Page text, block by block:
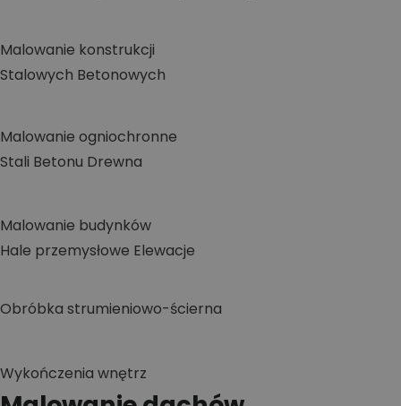
Malowanie konstrukcji
Stalowych Betonowych
Malowanie ogniochronne
Stali Betonu Drewna
Malowanie budynków
Hale przemysłowe Elewacje
Obróbka strumieniowo-ścierna
Wykończenia wnętrz